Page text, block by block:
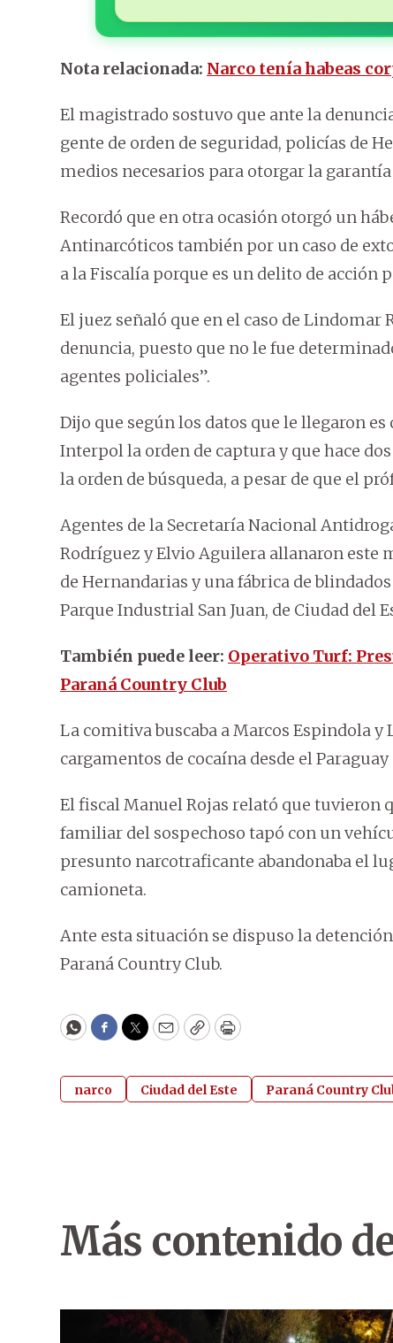
Nota relacionada: Narco tenía habeas
El magistrado sostuvo que ante la
gente de orden de seguridad, policías de
medios necesarios para otorgar la
Recordó que en otra ocasión otorgó un
Antinarcóticos también por un caso de
a la Fiscalía porque es un delito de acción
El juez señaló que en el caso de
denuncia, puesto que no le fue
agentes policiales”.
Dijo que según los datos que le llegaron
Interpol la orden de captura y que hace
la orden de búsqueda, a pesar de que el
Agentes de la Secretaría Nacional
Rodríguez y Elvio Aguilera allanaron este
de Hernandarias y una fábrica de
Parque Industrial San Juan, de Ciudad del
También puede leer: Operativo Turf:
Paraná Country Club
La comitiva buscaba a Marcos Espindola
cargamentos de cocaína desde el
El fiscal Manuel Rojas relató que tuvieron
familiar del sospechoso tapó con un
presunto narcotraficante abandonaba el
camioneta.
Ante esta situación se dispuso la
Paraná Country Club.
WhatsApp
Facebook
Twitter
EmailCopyPrint
narco Ciudad del Este Paraná Country
Más contenido